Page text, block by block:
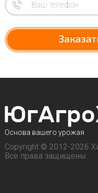
Основа вашего урожая
Copyright © 2012-2026
Все права защищены.